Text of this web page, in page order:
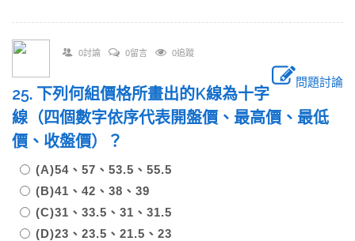
0討論 0留言 0追蹤
問題討論
25. 下列何組價格所畫出的K線為十字
線（四個數字依序代表開盤價、最高價、最低
價、收盤價）？
(A)54、57、53.5、55.5
(B)41、42、38、39
(C)31、33.5、31、31.5
(D)23、23.5、21.5、23